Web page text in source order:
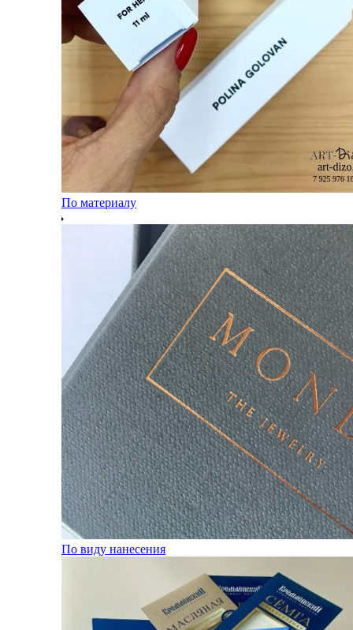
По материалу
По виду нанесения